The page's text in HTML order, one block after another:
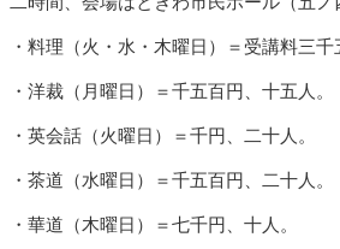
・料理（火・水・木曜日）＝受講料三
・洋裁（月曜日）＝千五百円、十五人。
・英会話（火曜日）＝千円、二十人。
・茶道（水曜日）＝千五百円、二十人。
・華道（木曜日）＝七千円、十人。